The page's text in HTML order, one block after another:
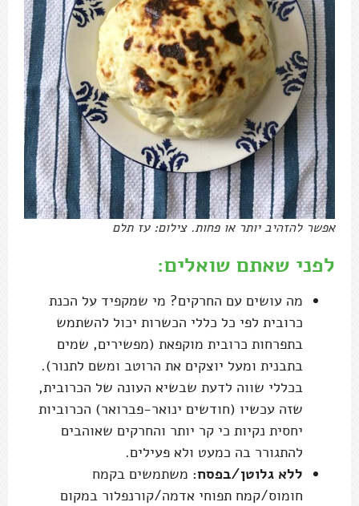
אפשר להזהיב יותר או פחות. צילום: עז תלם
לפני שאתם שואלים:
מה עושים עם החרקים? מי שמקפיד על הכנת
כרובית לפי כל כללי הכשרות יכול להשתמש
בתפרחות כרובית מוקפאת (מפשירים, שמים
בתבנית ומעל יוצקים את הרוטב ומשם לתנור).
בכללי שווה לדעת שבשיא העונה של הכרובית,
שזה עכשיו (חודשים ינואר-פברואר) הכרוביות
יחסית נקיות כי קר יותר והחרקים שאוהבים
להתגורר בה כמעט ולא פעילים.
ללא גלוטן/בפסח: משתמשים בקמח
חומוס/קמח תפוחי אדמה/קורנפלור במקום